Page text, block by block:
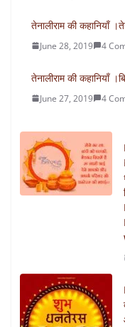
तेनालीराम की कहानियाँ
June 28, 2019 4
तेनालीराम की कहानियाँ
June 27, 2019 4